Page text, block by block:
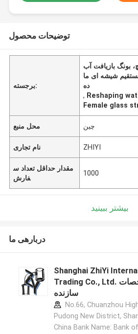
توضیحات محصول
برجسته:
آب 12 اینچ، بونگ بازیافت آب
شیشه ای ما
ده
, Reshaping
Female glass
محل منبع چین
نام تجاری ZHIYI
مقدار حداقل تعداد س
فارش
1000
بیشتر ببینید
دربارهی ما
Shanghai ZhiYi
Trading Co., Ltd. مشخصات
سازنده
No.66, Chuanzhou
Pudong New District,
China Bank Name: Bank